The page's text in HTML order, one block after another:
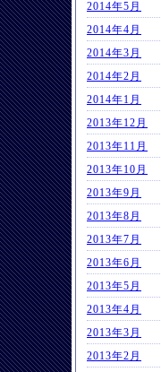
2014年5月
2014年4月
2014年3月
2014年2月
2014年1月
2013年12月
2013年11月
2013年10月
2013年9月
2013年8月
2013年7月
2013年6月
2013年5月
2013年4月
2013年3月
2013年2月